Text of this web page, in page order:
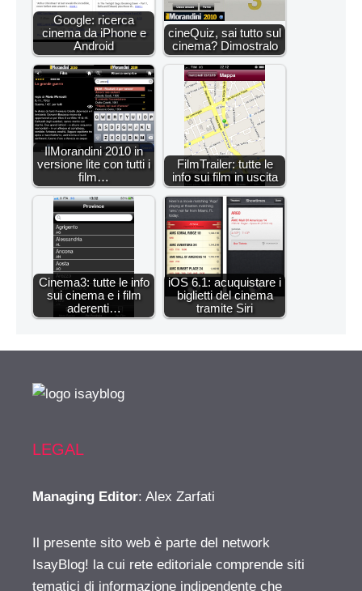
Google: ricerca
cinema da iPhone e
Android
cineQuiz, sai tutto sul
cinema? Dimostralo
IlMorandini 2010 in
versione lite con tutti i
film…
FilmTrailer: tutte le
info sui film in uscita
Cinema3: tutte le info
sui cinema e i film
aderenti…
iOS 6.1: acuquistare i
biglietti del cinema
tramite Siri
LEGAL
Managing Editor: Alex Zarfati
Il presente sito web è parte del network
IsayBlog! la cui rete editoriale comprende siti
tematici di informazione indipendente che